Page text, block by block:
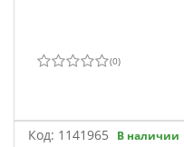
(0)
Код: 1141965 В наличии